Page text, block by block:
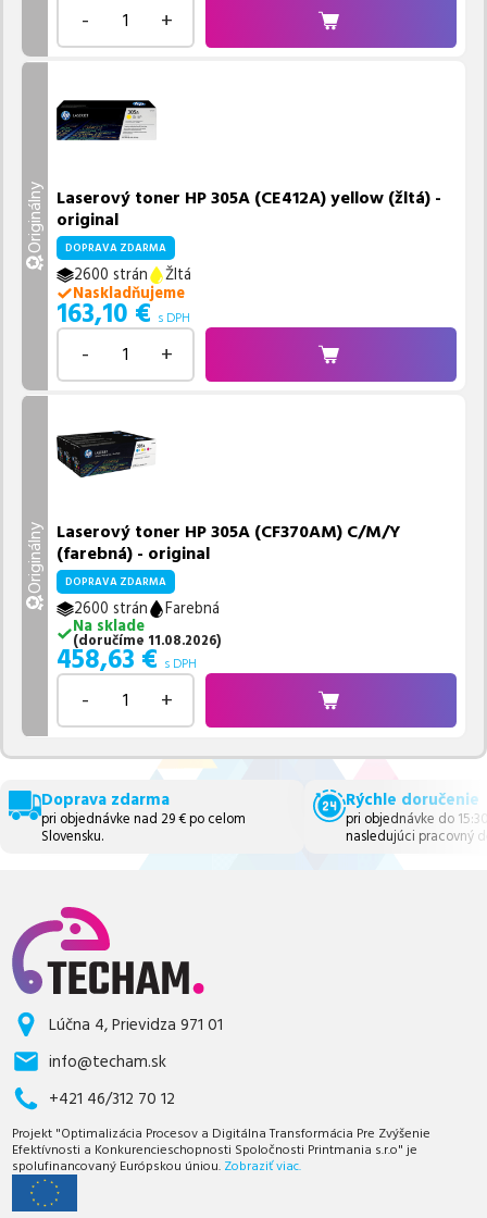
- +
Originálny Laserový toner HP 305A (CE412A) yellow (žltá) -
original
DOPRAVA ZDARMA
2600 strán
Žltá
Naskladňujeme
163,10 € s DPH
- +
Originálny Laserový toner HP 305A (CF370AM) C/M/Y
(farebná) - original
DOPRAVA ZDARMA
2600 strán
Farebná
Na sklade
(doručíme 11.08.2026)
458,63 € s DPH
- +
Doprava zdarma
pri objednávke nad 29 € po celom
Slovensku.
Rýchle doručenie
pri objednávke do
nasledujúci pracovný
Lúčna 4, Prievidza 971 01
info@techam.sk
+421 46/312 70 12
Projekt "Optimalizácia Procesov a Digitálna Transformácia Pre Zvýšenie
Efektívnosti a Konkurencieschopnosti Spoločnosti Printmania s.r.o" je
spolufinancovaný Európskou úniou. Zobraziť viac.